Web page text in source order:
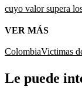
cuyo valor supera
VER MÁS
ColombiaVictimas
Le puede